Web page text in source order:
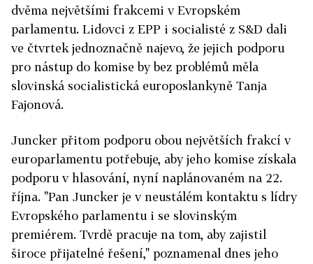
dvěma největšími frakcemi v Evropském
parlamentu. Lidovci z EPP i socialisté z S&D dali
ve čtvrtek jednoznačně najevo, že jejich podporu
pro nástup do komise by bez problémů měla
slovinská socialistická europoslankyně Tanja
Fajonová.
Juncker přitom podporu obou největších frakcí v
europarlamentu potřebuje, aby jeho komise získala
podporu v hlasování, nyní naplánovaném na 22.
října. "Pan Juncker je v neustálém kontaktu s lídry
Evropského parlamentu i se slovinským
premiérem. Tvrdě pracuje na tom, aby zajistil
široce přijatelné řešení," poznamenal dnes jeho